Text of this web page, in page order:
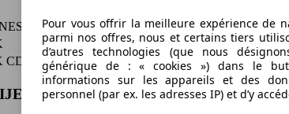
2005/12 - 2011/01 55 KW (75 PS) 5.4
2005/12 - 2011/01 55 KW (75 PS) 5.4
CD CLIM 2005/12 - 2011/01 55 KW (75 PS) 5.4
16V BUSINESS Spécifications
Pour vous offrir la meilleure expérience de
parmi nos offres, nous et certains tiers
d’autres technologies (que nous
générique de : « cookies ») dans le
informations sur les appareils et des
personnel (par ex. les adresses IP) et d’y